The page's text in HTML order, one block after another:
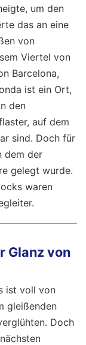
um den
das an eine
von
Viertel von
Barcelona,
ist ein Ort,
den
auf dem
sind. Doch für
dem der
gelegt wurde.
waren
Glanz von
ist voll von
gleißenden
Doch